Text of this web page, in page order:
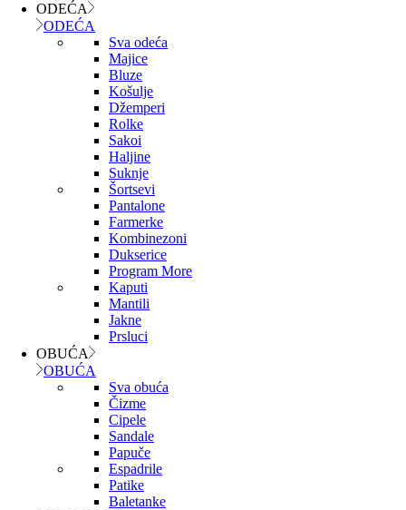
ODEĆA
ODEĆA
Sva odeća
Majice
Bluze
Košulje
Džemperi
Rolke
Sakoi
Haljine
Suknje
Šortsevi
Pantalone
Farmerke
Kombinezoni
Dukserice
Program More
Kaputi
Mantili
Jakne
Prsluci
OBUĆA
OBUĆA
Sva obuća
Čizme
Cipele
Sandale
Papuče
Espadrile
Patike
Baletanke